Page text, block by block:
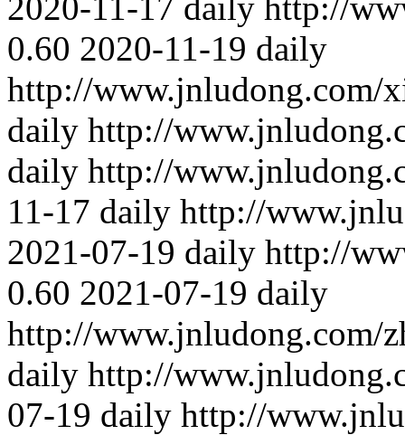
0.60 2020-11-19 daily
http://www.jnludong.com/
daily http://
daily http://
11-17 daily http://
2021-07-19 daily http://
0.60 2021-07-19 daily
http://www.jnludong.com/
daily http://
07-19 daily http://